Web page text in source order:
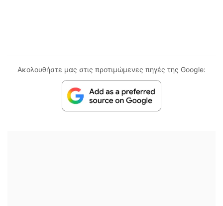
Ακολουθήστε μας στις προτιμώμενες πηγές της Google: